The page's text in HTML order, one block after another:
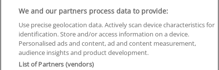
Aviso Legal
Política de Privacidad
Política de Cookies
Canal Ético
We and our partners process data to provide:
Use precise geolocation data. Actively scan device characteristics for
identification. Store and/or access information on a device.
Personalised ads and content, ad and content measurement,
audience insights and product development.
List of Partners (vendors)